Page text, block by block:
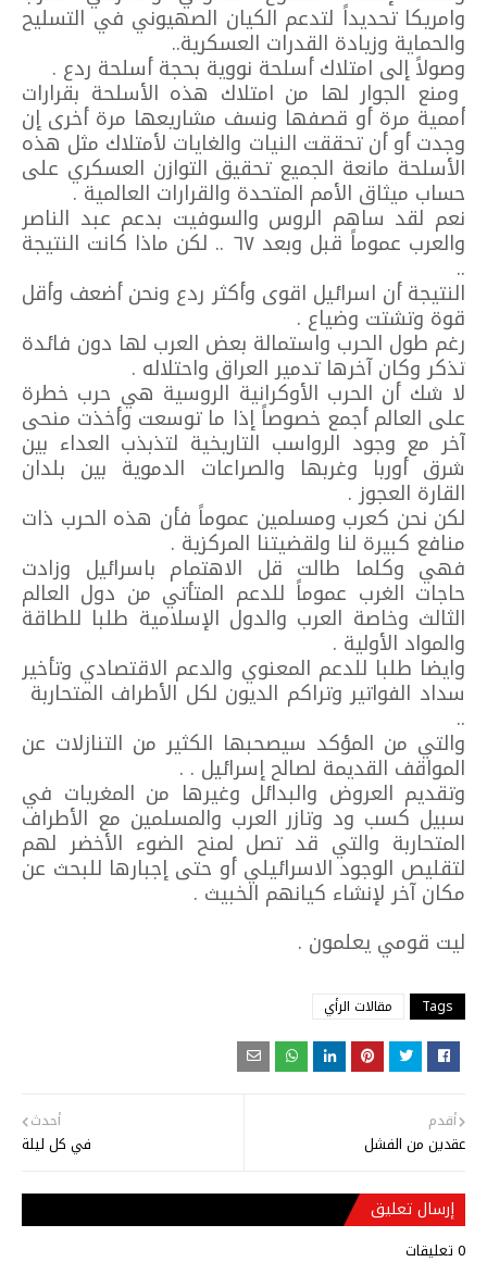
وامريكا تحديداً لتدعم الكيان الصهيوني في التسليح
والحماية وزيادة القدرات العسكرية..
وصولاً إلى امتلاك أسلحة نووية بحجة أسلحة ردع .
ومنع الجوار لها من امتلاك هذه الأسلحة بقرارات
أممية مرة أو قصفها ونسف مشاريعها مرة أخرى إن
وجدت أو أن تحققت النيات والغايات لأمتلاك مثل هذه
الأسلحة مانعة الجميع تحقيق التوازن العسكري على
حساب ميثاق الأمم المتحدة والقرارات العالمية .
نعم لقد ساهم الروس والسوفيت بدعم عبد الناصر
والعرب عموماً قبل وبعد ٦٧ .. لكن ماذا كانت النتيجة
..
النتيجة أن اسرائيل اقوى وأكثر ردع ونحن أضعف وأقل
قوة وتشتت وضياع .
رغم طول الحرب واستمالة بعض العرب لها دون فائدة
تذكر وكان آخرها تدمير العراق واحتلاله .
لا شك أن الحرب الأوكرانية الروسية هي حرب خطرة
على العالم أجمع خصوصاً إذا ما توسعت وأخذت منحى
آخر مع وجود الرواسب التاريخية لتذبذب العداء بين
شرق أوربا وغربها والصراعات الدموية بين بلدان
القارة العجوز .
لكن نحن كعرب ومسلمين عموماً فأن هذه الحرب ذات
منافع كبيرة لنا ولقضيتنا المركزية .
فهي وكلما طالت قل الاهتمام باسرائيل وزادت
حاجات الغرب عموماً للدعم المتأتي من دول العالم
الثالث وخاصة العرب والدول الإسلامية طلبا للطاقة
والمواد الأولية .
وايضا طلبا للدعم المعنوي والدعم الاقتصادي وتأخير
سداد الفواتير وتراكم الديون لكل الأطراف المتحاربة
..
والتي من المؤكد سيصحبها الكثير من التنازلات عن
المواقف القديمة لصالح إسرائيل . .
وتقديم العروض والبدائل وغيرها من المغريات في
سبيل كسب ود وتازر العرب والمسلمين مع الأطراف
المتحاربة والتي قد تصل لمنح الضوء الأخضر لهم
لتقليص الوجود الاسرائيلي أو حتى إجبارها للبحث عن
مكان آخر لإنشاء كيانهم الخبيث .
ليت قومي يعلمون .
Tags مقالات الرأي
أحدث
في كل ليلة
أقدم
عقدين من الفشل
إرسال تعليق
0 تعليقات